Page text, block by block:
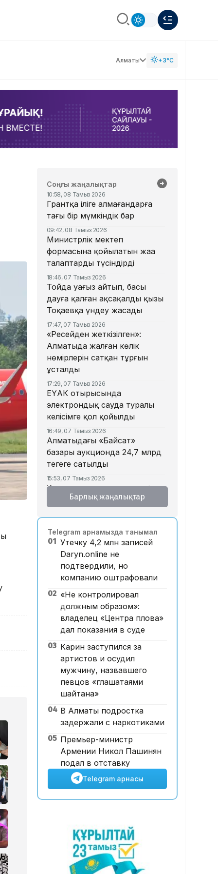
Алматы +3°C
Соңғы жаңалықтар
10:58, 08 Тамыз 2026
Грантқа іліге алмағандарға
тағы бір мүмкіндік бар
09:42, 08 Тамыз 2026
Министрлік мектеп
формасына қойылатын жаңа
талаптарды түсіндірді
18:46, 07 Тамыз 2026
Тойда уағыз айтып, басы
дауға қалған ақсақалдың қызы
Тоқаевқа үндеу жасады
17:47, 07 Тамыз 2026
«Ресейден жеткізілген»:
Алматыда жалған көлік
нөмірлерін сатқан тұрғын
ұсталды
17:29, 07 Тамыз 2026
ЕҮАК отырысында
электрондық сауда туралы
келісімге қол қойылды
16:49, 07 Тамыз 2026
Алматыдағы «Байсат»
базары аукционда 24,7 млрд
теңгеге сатылды
15:53, 07 Тамыз 2026
Қазақстанда аукцион өткізу
тәртібі өзгертілмек: кепілдік
Мемлекеттік грант
иегерлерінің тізімі жарияланды:
75 мыңнан астам талапкер
тегін білім алады
Ұлттық валютаны инфляция
қарқынының баяулауы қолдап
отыр – сарапшылар
13:30, 07 Тамыз 2026
Фельдшер Ұлдана
Мырзуанның қазасына
қатысты іс сотқа жолданды
Барлық жаңалықтар
Telegram арнамызда танымал
01 Утечку 4,2 млн записей
Daryn.online не
подтвердили, но
компанию оштрафовали
02 «Не контролировал
должным образом»:
владелец «Центра плова»
дал показания в суде
03 Карин заступился за
артистов и осудил
мужчину, назвавшего
певцов «глашатаями
шайтана»
04 В Алматы подростка
задержали с наркотиками
05 Премьер-министр
Армении Никол Пашинян
подал в отставку
Telegram арнасы